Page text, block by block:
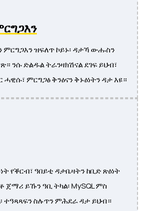
ምርግጋእን ዝፍለጥ ኮይኑ፡ ዳታኻ ውሑስን
ንሱ ድልዱል ትራንዛክሽናል ደገፍ ይህብ፣
ምርግጋፅ ቅንዕናን ቅኑዕነትን ዳታ እዩ።
የቕርብ፣ ዓበይቲ ዳታቤዛትን ከቢድ ጽዕነት
ጀማሪ ይኹን ዓቢ ትካል፡ MySQL ምስ
ተዓጻጻፍን ስሉጥን ምሕደራ ዳታ ይህብ።